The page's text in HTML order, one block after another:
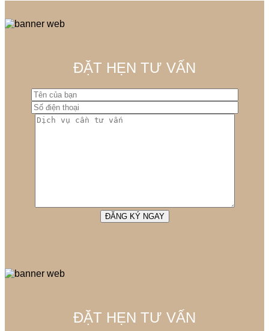
ĐẶT HẸN TƯ VẤN
ĐẶT HẸN TƯ VẤN